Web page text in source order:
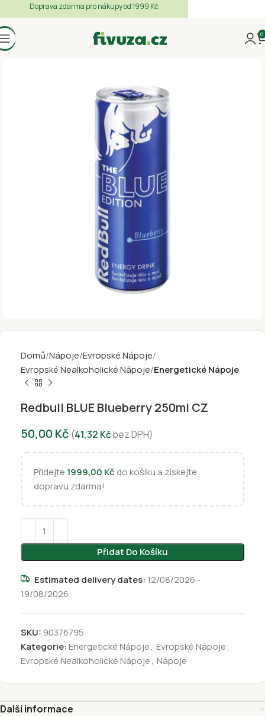
0
Domů Nápoje Evropské Nápoje
Evropské Nealkoholické Nápoje Energetické Nápoje
Redbull BLUE Blueberry 250ml CZ
50,00 Kč (41,32 Kčbez DPH)
Přidejte 1999,00 Kč do košíku a získejte
dopravu zdarma!
Přidat Do Košíku
Estimated delivery dates: 12/08/2026 -
19/08/2026
SKU: 90376795
Kategorie:Energetické Nápoje, Evropské Nápoje,
Evropské Nealkoholické Nápoje, Nápoje
Další informace
Doprava zdarma pro nákupy od 1999 Kč